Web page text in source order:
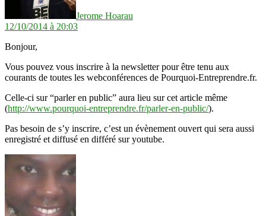
Jerome Hoarau
12/10/2014 à 20:03
Bonjour,
Vous pouvez vous inscrire à la newsletter pour être tenu aux
courants de toutes les webconférences de Pourquoi-Entreprendre.fr.
Celle-ci sur “parler en public” aura lieu sur cet article même
(http://www.pourquoi-entreprendre.fr/parler-en-public/).
Pas besoin de s’y inscrire, c’est un évènement ouvert qui sera aussi
enregistré et diffusé en différé sur youtube.